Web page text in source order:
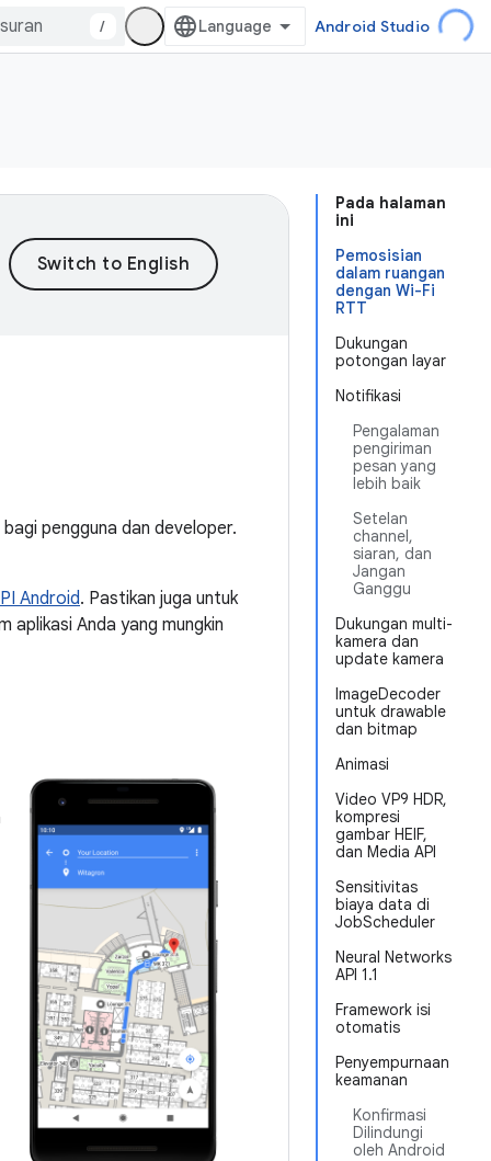
/ Android Studio
Pada halaman
ini
Pemosisian
dalam ruangan
dengan Wi-Fi
RTT
Dukungan
potongan layar
Notifikasi
Pengalaman
pengiriman
pesan yang
lebih baik
Setelan
channel,
siaran, dan
Jangan
Ganggu
Dukungan multi-
kamera dan
update kamera
ImageDecoder
untuk drawable
dan bitmap
Animasi
Video VP9 HDR,
kompresi
gambar HEIF,
dan Media API
Sensitivitas
biaya data di
JobScheduler
Neural Networks
API 1.1
Framework isi
otomatis
Penyempurnaan
keamanan
Konfirmasi
Dilindungi
oleh Android
pengguna dan developer.
Android. Pastikan juga untuk
aplikasi Anda yang mungkin